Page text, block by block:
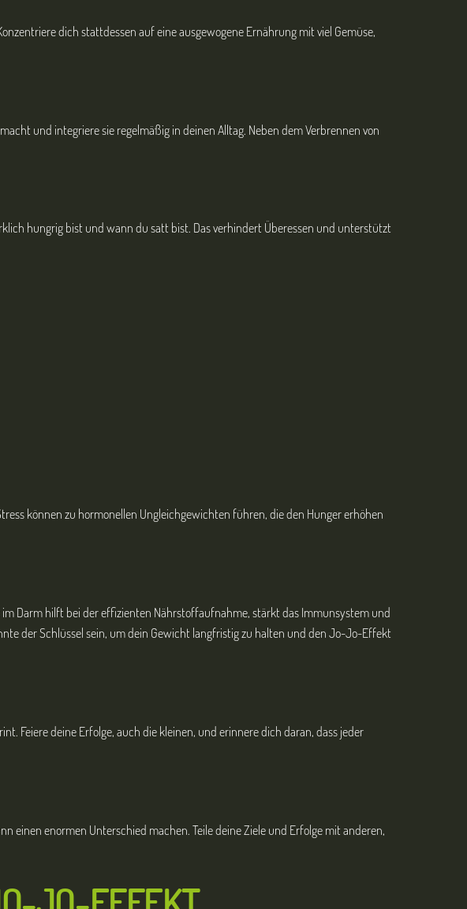
dich stattdessen auf eine ausgewogene Ernährung mit viel Gemüse,
und integriere sie regelmäßig in deinen Alltag. Neben dem Verbrennen von
hungrig bist und wann du satt bist. Das verhindert Überessen und unterstützt
können zu hormonellen Ungleichgewichten führen, die den Hunger erhöhen
Darm hilft bei der effizienten Nährstoffaufnahme, stärkt das Immunsystem und
der Schlüssel sein, um dein Gewicht langfristig zu halten und den Jo-Jo-Effekt
Feiere deine Erfolge, auch die kleinen, und erinnere dich daran, dass jeder
einen enormen Unterschied machen. Teile deine Ziele und Erfolge mit anderen,